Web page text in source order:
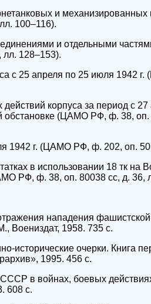
и механизированных
100–116).
и отдельными
128–153).
с 25 апреля по 25 июля 1942
корпуса за период с
обстановке (ЦАМО РФ, ф. 38, оп.
1942 г. (ЦАМО РФ, ф. 202, оп.
в использовании 18 тк на
РФ, ф. 38, оп. 80038 сс, д. 36,
нападения
Воениздат, 1958. 735 с.
исторические очерки. Книга
1995. 456 с.
в войнах, боевых
608 с.